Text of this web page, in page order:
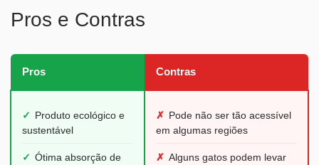
Pros e Contras
Pros Contras
✓ Produto ecológico e
sustentável
✓ Ótima absorção de
✗ Pode não ser tão acessível
em algumas regiões
✗ Alguns gatos podem levar